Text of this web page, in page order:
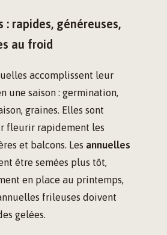
: rapides, généreuses,
au froid
accomplissent leur
une saison : germination,
graines. Elles sont
fleurir rapidement les
et balcons. Les annuelles
être semées plus tôt,
en place au printemps,
frileuses doivent
gelées.